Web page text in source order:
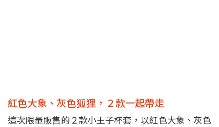
紅色大象、灰色狐狸，２款一起帶走
這次限量販售的２款小王子杯套，以紅色大象、灰色